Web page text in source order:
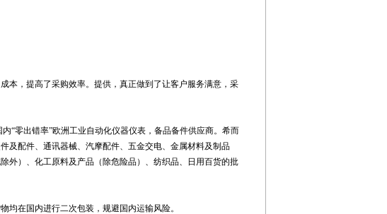
本，提高了采购效率。提供，真正做到了让客户服务满意，采
“零出错率”欧洲工业自动化仪器仪表，备品备件供应商。希而
及配件、通讯器械、汽摩配件、五金交电、金属材料及制品
外）、化工原料及产品（除危险品）、纺织品、日用百货的批
均在国内进行二次包装，规避国内运输风险。